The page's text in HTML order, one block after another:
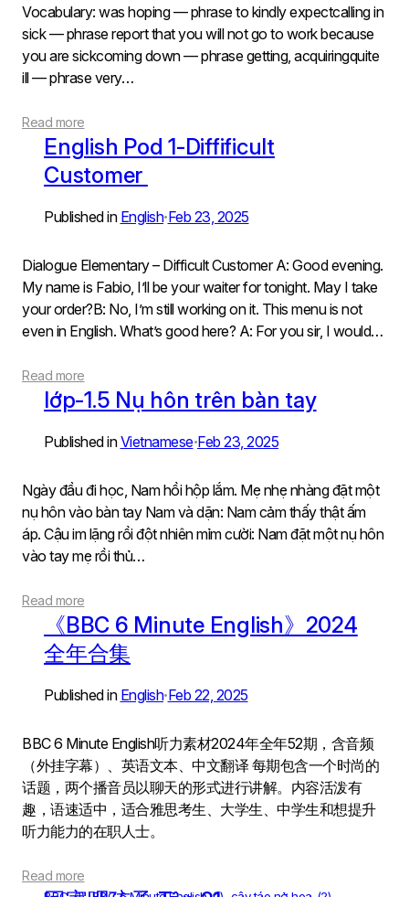
Vocabulary: was hoping — phrase to kindly expectcalling in
sick — phrase report that you will not go to work because
you are sickcoming down — phrase getting, acquiringquite
ill — phrase very…
Read more
English Pod 1-Diffificult
Customer
Published in English•Feb 23, 2025
Dialogue Elementary – Difficult Customer A: Good evening.
My name is Fabio, I’ll be your waiter for tonight. May I take
your order?B: No, I’m still working on it. This menu is not
even in English. What’s good here? A: For you sir, I would…
Read more
lớp-1.5 Nụ hôn trên bàn tay
Published inVietnamese•Feb 23, 2025
Ngày đầu đi học, Nam hồi hộp lắm. Mẹ nhẹ nhàng đặt một
nụ hôn vào bàn tay Nam và dặn: Nam cảm thấy thật ấm
áp. Cậu im lặng rồi đột nhiên mỉm cười: Nam đặt một nụ hôn
vào tay mẹ rồi thủ…
Read more
《BBC 6 Minute English》2024
全年合集
Published in English•Feb 22, 2025
BBC 6 Minute English听力素材2024年全年52期，含音频
（外挂字幕）、英语文本、中文翻译 每期包含一个时尚的
话题，两个播音员以聊天的形式进行讲解。内容活泼有
趣，语速适中，适合雅思考生、大学生、中学生和想提升
听力能力的在职人士。
Read more